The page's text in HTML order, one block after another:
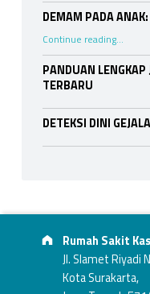
DEMAM PADA
Continue reading“DEMAM PADA ANAK: KAPAN HARUS KE
…
PANDUAN
TERBARU
DETEKSI DINI
Footer info sidebar
Address:
Rumah Sakit
Jl. Slamet Riyadi
Kota Surakarta,